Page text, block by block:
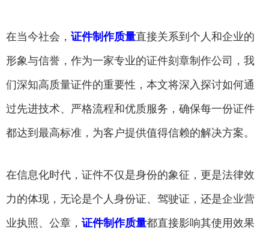
在当今社会， 证件制作质量直接关系到个人和企业的
形象与信誉，作为一家专业的证件刻章制作公司，我
们深知高质量证件的重要性，本文将深入探讨如何通
过先进技术、严格流程和优质服务，确保每一份证件
都达到最高标准，为客户提供值得信赖的解决方案。
在信息化时代，证件不仅是身份的象征，更是法律效
力的体现，无论是个人身份证、驾驶证，还是企业营
业执照、公章， 证件制作质量都直接影响其使用效果